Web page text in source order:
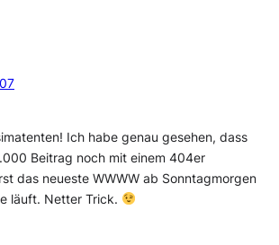
Ich habe genau gesehen, dass
Beitrag noch mit einem 404er
das neueste WWWW ab Sonntagmorgen
läuft. Netter Trick.